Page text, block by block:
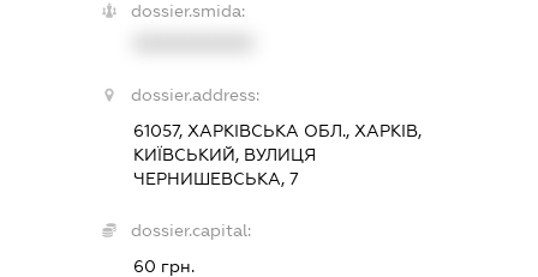
dossier.smida:
dossier.address:
61057, ХАРКІВСЬКА ОБЛ., ХАРКІВ,
КИЇВСЬКИЙ, ВУЛИЦЯ
ЧЕРНИШЕВСЬКА, 7
dossier.capital:
60 грн.